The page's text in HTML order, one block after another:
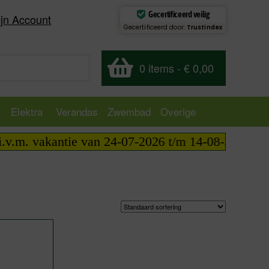
Account Gecertificeerd veilig
Gecertificeerd door: Trustindex
0 items - € 0,00
Elektra Verandas Zwembad
Overige
van 24-07-2026 t/m 14-08-2026